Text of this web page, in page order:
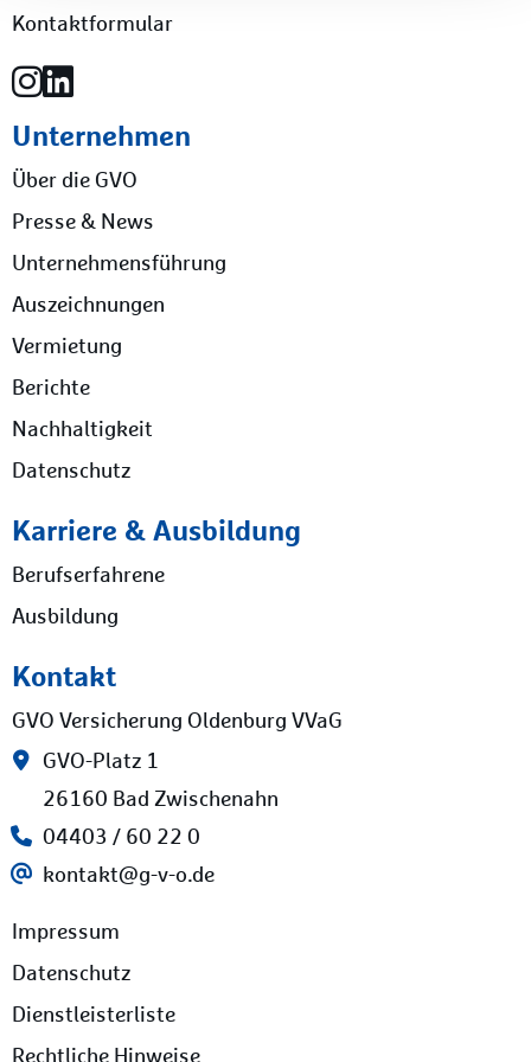
Kontaktformular
Unternehmen
Über die GVO
Presse & News
Unternehmensführung
Auszeichnungen
Vermietung
Berichte
Nachhaltigkeit
Datenschutz
Karriere & Ausbildung
Berufserfahrene
Ausbildung
Kontakt
GVO Versicherung Oldenburg VVaG
GVO-Platz 1
26160 Bad Zwischenahn
04403 / 60 22 0
kontakt@g-v-o.de
Impressum
Datenschutz
Dienstleisterliste
Rechtliche Hinweise